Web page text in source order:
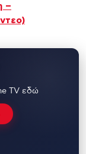
–
TV εδώ